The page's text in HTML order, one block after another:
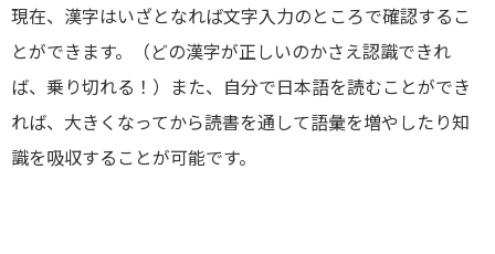
現在、漢字はいざとなれば文字入力のところで確認するこ
とができます。（どの漢字が正しいのかさえ認識できれ
ば、乗り切れる！）また、自分で日本語を読むことができ
れば、大きくなってから読書を通して語彙を増やしたり知
識を吸収することが可能です。